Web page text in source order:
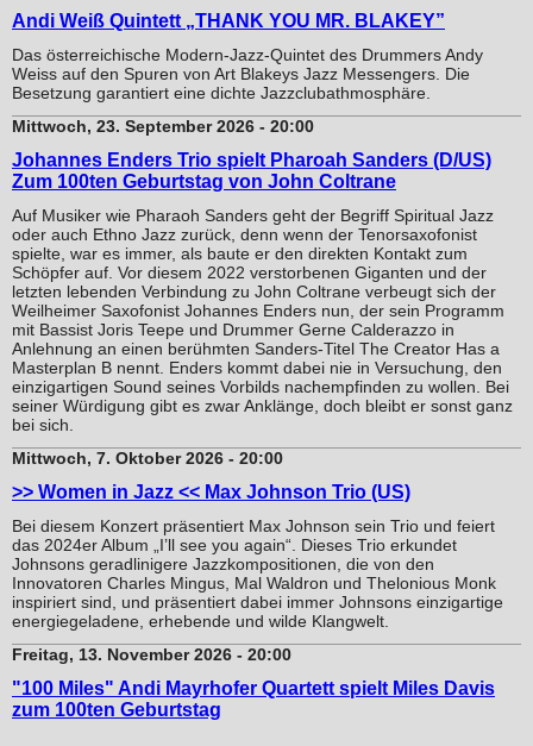
Andi Weiß Quintett „THANK YOU MR. BLAKEY”
Das österreichische Modern-Jazz-Quintet des Drummers Andy
Weiss auf den Spuren von Art Blakeys Jazz Messengers. Die
Besetzung garantiert eine dichte Jazzclubathmosphäre.
Mittwoch, 23. September 2026 - 20:00
Johannes Enders Trio spielt Pharoah Sanders (D/US)
Zum 100ten Geburtstag von John Coltrane
Auf Musiker wie Pharaoh Sanders geht der Begriff Spiritual Jazz
oder auch Ethno Jazz zurück, denn wenn der Tenorsaxofonist
spielte, war es immer, als baute er den direkten Kontakt zum
Schöpfer auf. Vor diesem 2022 verstorbenen Giganten und der
letzten lebenden Verbindung zu John Coltrane verbeugt sich der
Weilheimer Saxofonist Johannes Enders nun, der sein Programm
mit Bassist Joris Teepe und Drummer Gerne Calderazzo in
Anlehnung an einen berühmten Sanders-Titel The Creator Has a
Masterplan B nennt. Enders kommt dabei nie in Versuchung, den
einzigartigen Sound seines Vorbilds nachempfinden zu wollen. Bei
seiner Würdigung gibt es zwar Anklänge, doch bleibt er sonst ganz
bei sich.
Mittwoch, 7. Oktober 2026 - 20:00
>> Women in Jazz << Max Johnson Trio (US)
Bei diesem Konzert präsentiert Max Johnson sein Trio und feiert
das 2024er Album „I’ll see you again“. Dieses Trio erkundet
Johnsons geradlinigere Jazzkompositionen, die von den
Innovatoren Charles Mingus, Mal Waldron und Thelonious Monk
inspiriert sind, und präsentiert dabei immer Johnsons einzigartige
energiegeladene, erhebende und wilde Klangwelt.
Freitag, 13. November 2026 - 20:00
"100 Miles" Andi Mayrhofer Quartett spielt Miles Davis
zum 100ten Geburtstag